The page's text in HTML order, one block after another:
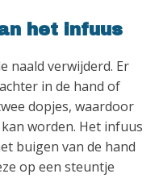
het infuus
naald verwijderd. Er
in de hand of
dopjes, waardoor
worden. Het infuus
buigen van de hand
op een steuntje